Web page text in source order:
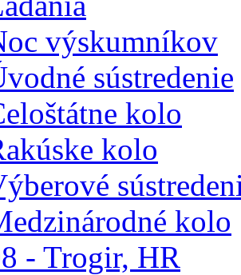
výskumníkov
sústredenie
kolo
kolo
kolo
- Trogir, HR